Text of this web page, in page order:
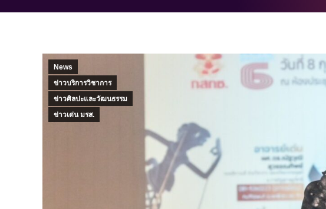
News
ข่าวบริการวิชาการ
ข่าวศิลปะและวัฒนธรรม
ข่าวเด่น มรส.